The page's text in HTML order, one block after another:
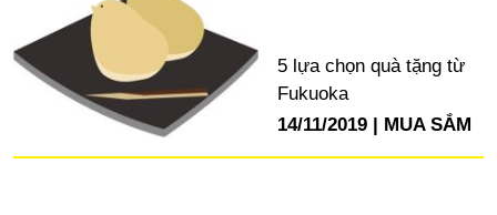
5 lựa chọn quà tặng từ
Fukuoka
14/11/2019
MUA SẮM